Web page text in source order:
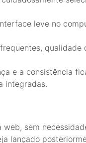
leve no
e a consistência
integradas.
sem
lançado